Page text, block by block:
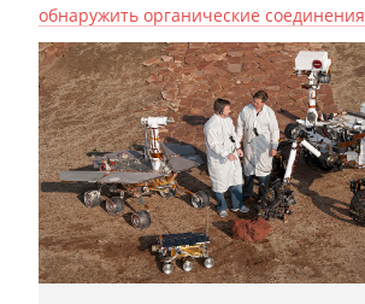
обнаружить органические соединения